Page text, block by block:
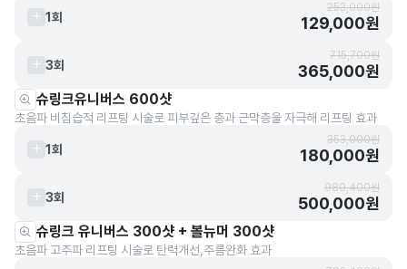
1회
253,000원
129,000원
3회
715,700원
365,000원
슈링크유니버스 600샷
초음파 비침습적 리프팅 시술로 피부깊은 층과 근막층을 자극해 리프팅 효과
1회
353,000원
180,000원
3회
980,400원
500,000원
슈링크 유니버스 300샷 + 볼뉴머 300샷
초음파 고주파 리프팅 시술로 탄력개선,주름완화 효과